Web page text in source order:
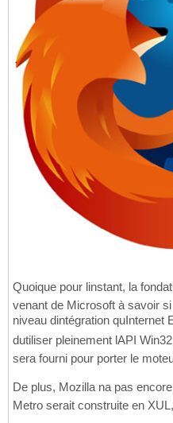
Quoique pour linstant, la
venant de Microsoft à savoir
niveau dintégration
dutiliser pleinement lAPI
sera fourni pour porter le
De plus, Mozilla na pas
Metro serait construite en